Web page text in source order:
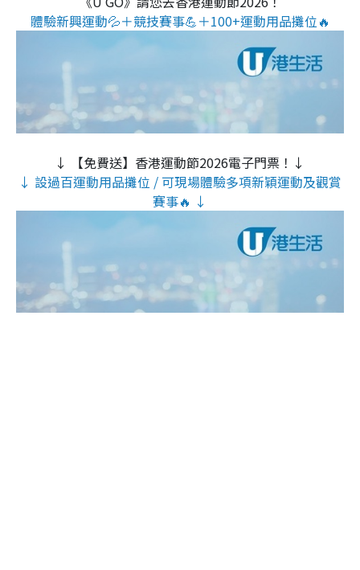
體驗新興運動💦＋競技賽事💪＋100+運動用品攤位🔥
↓ 【免費送】香港運動節2026電子門票！↓
↓ 設過百運動用品攤位 / 可現場體驗多項新穎運動及觀賞
賽事🔥 ↓